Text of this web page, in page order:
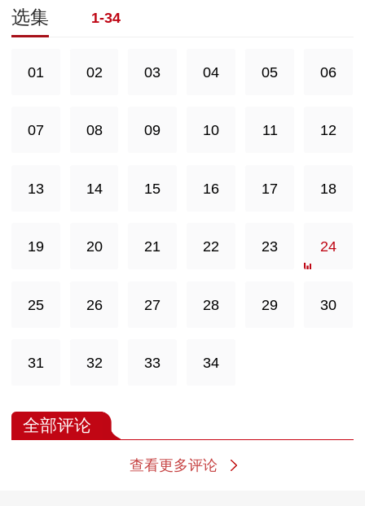
选集 1-34
01 02 03 04 05 06
07 08 09 10 11 12
13 14 15 16 17 18
19 20 21 22 23 24
25 26 27 28 29 30
31 32 33 34
全部评论
查看更多评论